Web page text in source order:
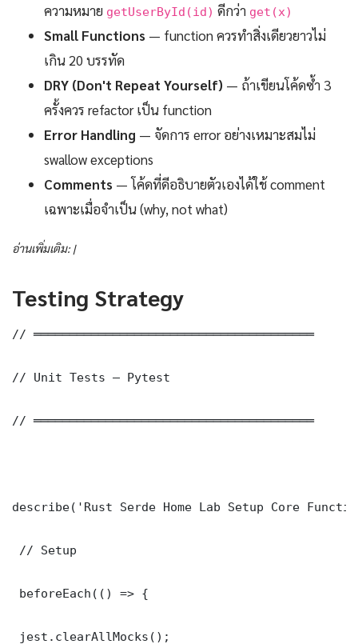
ความหมาย getUserById(id) ดีกว่า get(x)
Small Functions — function ควรทำสิ่งเดียวยาวไม่
เกิน 20 บรรทัด
DRY (Don't Repeat Yourself) — ถ้าเขียนโค้ดซ้ำ 3
ครั้งควร refactor เป็น function
Error Handling — จัดการ error อย่างเหมาะสมไม่
swallow exceptions
Comments — โค้ดที่ดีอธิบายตัวเองได้ใช้ comment
เฉพาะเมื่อจำเป็น (why, not what)
อ่านเพิ่มเติม: |
Testing Strategy
// ═══════════════════════════════════════
// Unit Tests — Pytest
// ═══════════════════════════════════════
describe('Rust Serde Home Lab Setup Core
// Setup
beforeEach(() => {
jest.clearAllMocks();